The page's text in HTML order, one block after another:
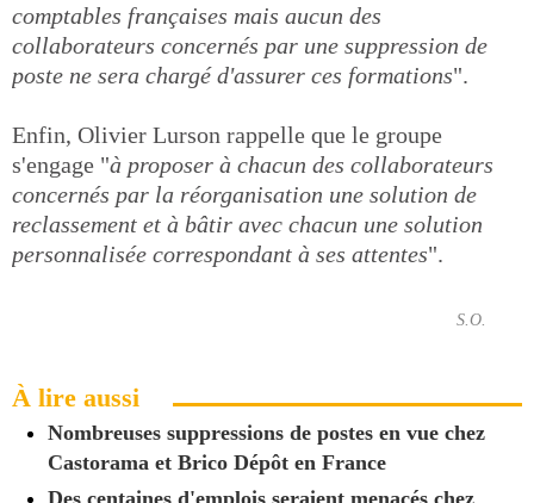
comptables françaises mais aucun des
collaborateurs concernés par une suppression de
poste ne sera chargé d'assurer ces formations".
Enfin, Olivier Lurson rappelle que le groupe
s'engage "à proposer à chacun des collaborateurs
concernés par la réorganisation une solution de
reclassement et à bâtir avec chacun une solution
personnalisée correspondant à ses attentes".
S.O.
À lire aussi
Nombreuses suppressions de postes en vue chez
Castorama et Brico Dépôt en France
Des centaines d'emplois seraient menacés chez